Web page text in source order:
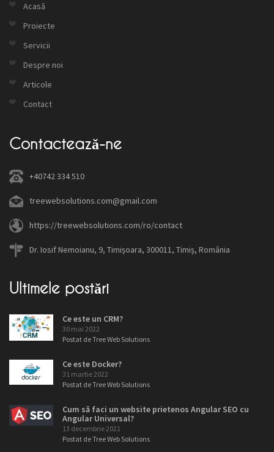
Acasă
Proiecte
Servicii
Despre noi
Articole
Contact
Contactează-ne
+40742 334 510
treewebsolutions.com@gmail.com
https://treewebsolutions.com/ro/contact
Dr. Iosif Nemoianu, 9, Timișoara, 300011, Timiș, România
Ultimele postări
Ce este un CRM?
30 mai 2022
Postat de Tree Web Solutions
Ce este Docker?
31 martie 2022
Postat de Tree Web Solutions
Cum să faci un website prietenos Angular SEO cu
Angular Universal?
13 decembrie 2021
Postat de Tree Web Solutions